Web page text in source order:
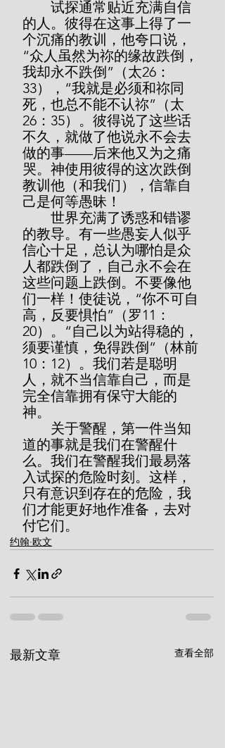
的人。彼得在这事上得了一
个沉痛的教训，他夸口说，
“众人虽然为祢的缘故跌倒，
我却永不跌倒”（太26：
33），“我就是必须和祢同
死，也总不能不认祢”（太
26：35）。彼得说了这些话
不久，就做了他说永不会去
做的事——后来他又为之痛
哭。神使用彼得的这次跌倒
教训他（和我们），信靠自
己是何等愚昧！
的教导。有一些愚妄人似乎
信心十足，总认为哪怕是众
人都跌倒了，自己永不会在
这些问题上跌倒。不要像他
们一样！使徒说，“你不可自
高，反要惧怕”（罗11：
20）。“自己以为站得稳的，
须要谨慎，免得跌倒”（林前
10：12）。我们若是聪明
人，就不当信靠自己，而是
完全信靠拥有保守大能的
神。
道的事就是我们在警醒什
么。我们在警醒我们最易落
入试探的危险时刻。这样，
只有意识到存在的危险，我
们才能更好地作准备，去对
付它们。
约翰·欧文
最新文章 查看全部